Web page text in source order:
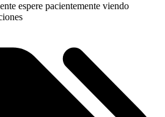
espere pacientemente viendo